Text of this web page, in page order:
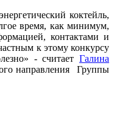
коктейль,
время, как минимум,
контактами и
к этому конкурсу
- считает Галина
направления Группы